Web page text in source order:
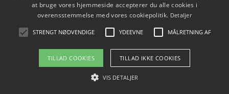
A&W BYG ApS
Ansatte:
Startdato: 08. marts 2024,
at bruge vores hjemmeside accepterer du alle cookies i
overensstemmelse med vores cookiepolitik. Detaljer
STRENGT NØDVENDIGE YDEEVNE MÅLRETNING AF
TILLAD COOKIES TILLAD IKKE COOKIES
VIS DETALJER